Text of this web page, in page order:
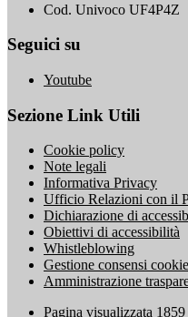
Cod. Univoco UF4P4Z
Seguici su
Youtube
Sezione Link Utili
Cookie policy
Note legali
Informativa Privacy
Ufficio Relazioni con il
Dichiarazione di
Obiettivi di accessibilità
Whistleblowing
Gestione consensi cookie
Amministrazione
Pagina visualizzata 1859